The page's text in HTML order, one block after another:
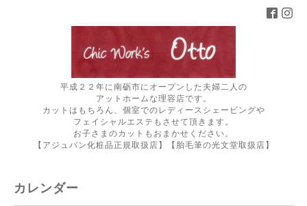
平成２２年に南砺市にオープンした夫婦二人の
アットホームな理容店です。
カットはもちろん、個室でのレディースシェービングや
フェイシャルエステもさせて頂きます。
お子さまのカットもおまかせください。
【アジュバン化粧品正規取扱店】【胎毛筆の光文堂取扱店】
カレンダー